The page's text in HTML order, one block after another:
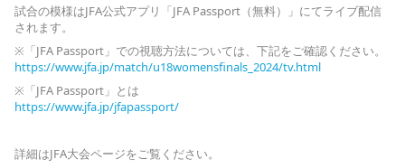
試合の模様はJFA公式アプリ「JFA Passport（無料）」にてライブ配信
されます。
※「JFA Passport」での視聴方法については、下記をご確認ください。
https://www.jfa.jp/match/u18womensfinals_2024/tv.html
※「JFA Passport」とは
https://www.jfa.jp/jfapassport/
詳細はJFA大会ページをご覧ください。